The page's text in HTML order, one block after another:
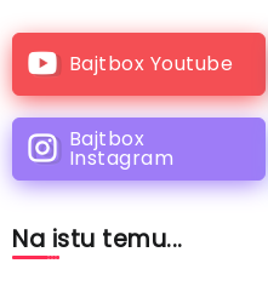
Bajtbox Youtube
Bajtbox
Instagram
Na istu temu...